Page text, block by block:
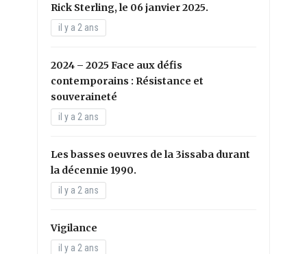
Rick Sterling, le 06 janvier 2025.
il y a 2 ans
2024 – 2025 Face aux défis
contemporains : Résistance et
souveraineté
il y a 2 ans
Les basses oeuvres de la 3issaba durant
la décennie 1990.
il y a 2 ans
Vigilance
il y a 2 ans